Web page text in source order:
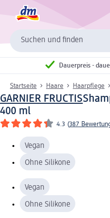
Suchen und finden
Dauerpreis -
Startseite Haare Haarpflege
GARNIER FRUCTIS
400 ml
4.3 (387
Vegan
Ohne Silikone
Vegan
Ohne Silikone